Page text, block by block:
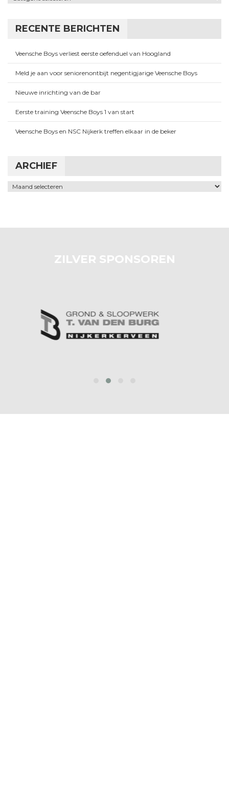
RECENTE BERICHTEN
Veensche Boys verliest eerste oefenduel van Hoogland
Meld je aan voor seniorenontbijt negentigjarige Veensche Boys
Nieuwe inrichting van de bar
Eerste training Veensche Boys 1 van start
Veensche Boys en NSC Nijkerk treffen elkaar in de beker
ARCHIEF
Archief
ZILVER SPONSOREN
prev